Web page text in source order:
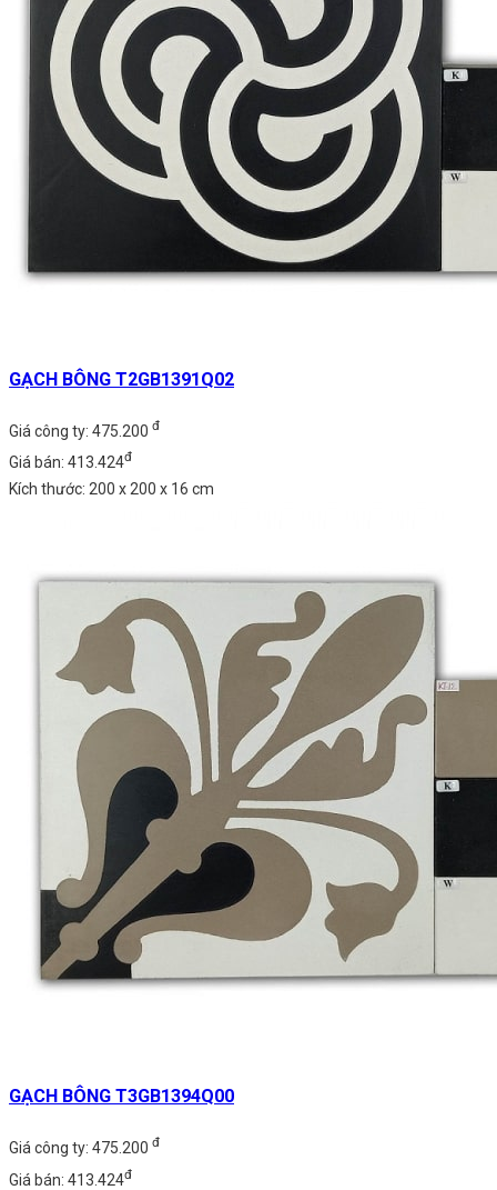
GẠCH BÔNG T2GB1391Q02
Giá công ty: 475.200 đ
Giá bán: 413.424đ
Kích thước: 200 x 200 x 16 cm
GẠCH BÔNG T3GB1394Q00
Giá công ty: 475.200 đ
Giá bán: 413.424đ